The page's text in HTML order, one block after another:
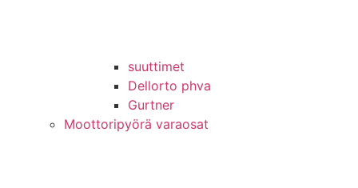
suuttimet
Dellorto phva
Gurtner
Moottoripyörä varaosat